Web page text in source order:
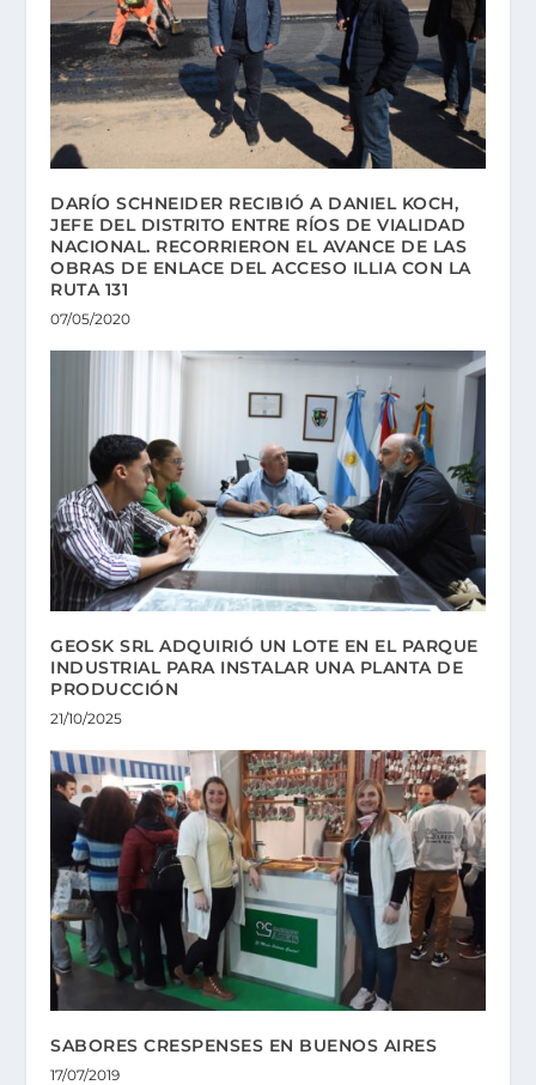
DARÍO SCHNEIDER RECIBIÓ A DANIEL KOCH,
JEFE DEL DISTRITO ENTRE RÍOS DE VIALIDAD
NACIONAL. RECORRIERON EL AVANCE DE LAS
OBRAS DE ENLACE DEL ACCESO ILLIA CON LA
RUTA 131
07/05/2020
GEOSK SRL ADQUIRIÓ UN LOTE EN EL PARQUE
INDUSTRIAL PARA INSTALAR UNA PLANTA DE
PRODUCCIÓN
21/10/2025
SABORES CRESPENSES EN BUENOS AIRES
17/07/2019